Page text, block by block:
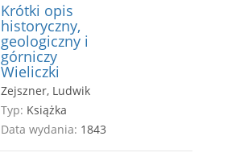
Krótki opis
historyczny,
geologiczny i
górniczy
Wieliczki
Zejszner, Ludwik
Typ: Książka
Data wydania: 1843